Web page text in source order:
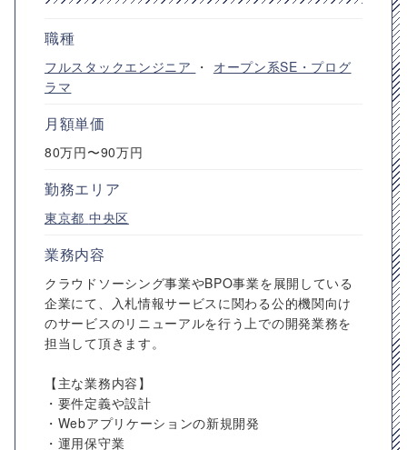
職種
フルスタックエンジニア ・ オープン系SE・プログ
ラマ
月額単価
80万円〜90万円
勤務エリア
東京都 中央区
業務内容
クラウドソーシング事業やBPO事業を展開している
企業にて、入札情報サービスに関わる公的機関向け
のサービスのリニューアルを行う上での開発業務を
担当して頂きます。
【主な業務内容】
・要件定義や設計
・Webアプリケーションの新規開発
・運用保守業